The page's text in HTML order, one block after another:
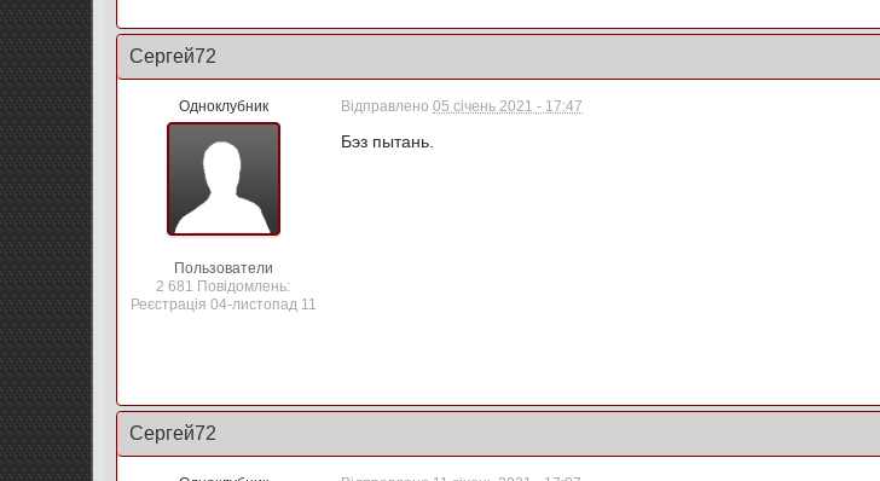
Сергей72
Одноклубник
Пользователи
2 681 Повідомлень:
Реєстрація 04-листопад 11
Відправлено05 січень 2021 - 17:47
Бэз пытань.
Сергей72